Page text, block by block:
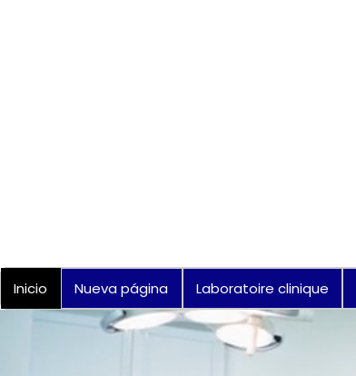
Inicio Nueva página Laboratoire clinique